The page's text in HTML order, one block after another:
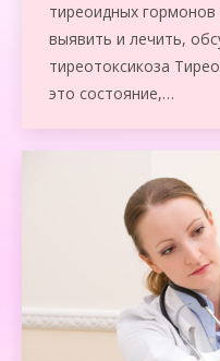
тиреоидных
выявить и лечить,
тиреотоксикоза
это состояние,…